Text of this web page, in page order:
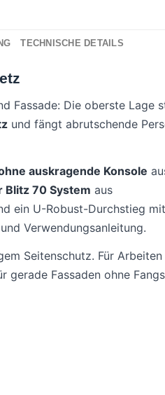
TECHNISCHE DETAILS
Fassade: Die oberste Lage
und fängt abrutschende
auskragende Konsole
Blitz 70 System aus
ein U-Robust-Durchstieg mit
Verwendungsanleitung.
Seitenschutz. Für
gerade Fassaden ohne